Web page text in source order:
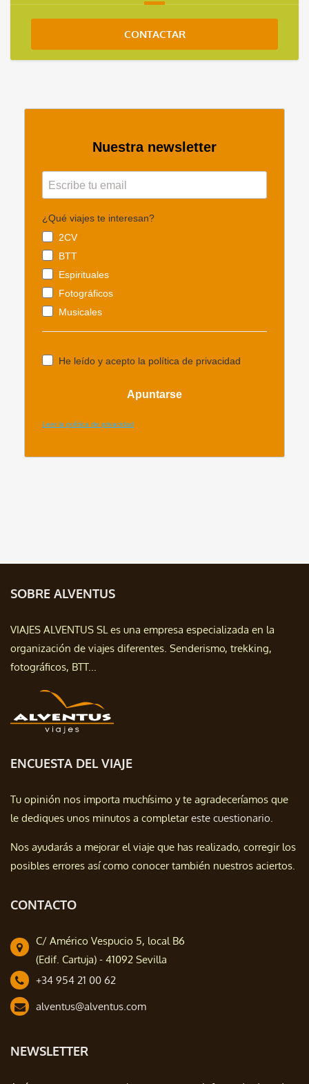
CONTACTAR
SOBRE ALVENTUS
VIAJES ALVENTUS SL es una empresa especializada en la
organización de viajes diferentes. Senderismo, trekking,
fotográficos, BTT...
ENCUESTA DEL VIAJE
Tu opinión nos importa muchísimo y te agradeceríamos que
le dediques unos minutos a completareste cuestionario.
Nos ayudarás a mejorar el viaje que has realizado, corregir los
posibles errores así como conocer también nuestros aciertos.
CONTACTO
C/ Américo Vespucio 5, local B6
(Edif. Cartuja) - 41092 Sevilla
+34 954 21 00 62
alventus@alventus.com
NEWSLETTER